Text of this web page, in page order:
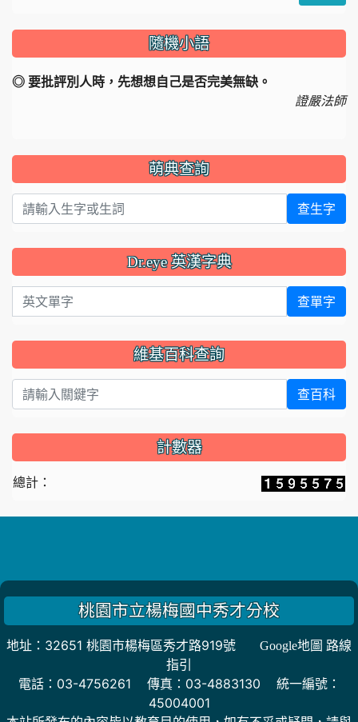
隨機小語
◎ 要批評別人時，先想想自己是否完美無缺。
證嚴法師
萌典查詢
查生字
Dr.eye 英漢字典
英文單字 查單字
維基百科查詢
查百科
計數器
總計：
桃園市立楊梅國中秀才分校
地址：32651 桃園市楊梅區秀才路919號
Google地圖 路線
指引
電話：03-4756261 傳真：03-4883130 統一編號：
45004001